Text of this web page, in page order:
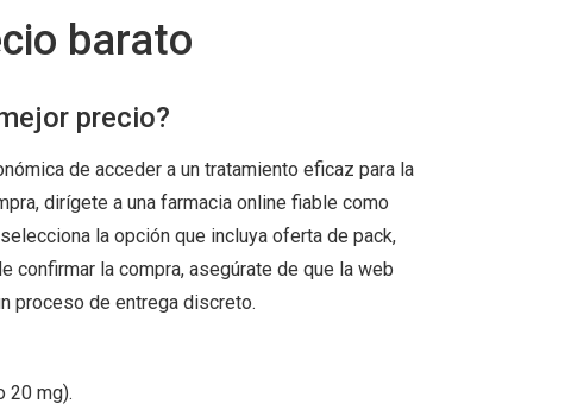
barato
precio?
de acceder a un tratamiento eficaz para la
dirígete a una farmacia online fiable como
la opción que incluya oferta de pack,
confirmar la compra, asegúrate de que la web
proceso de entrega discreto.
20 mg).